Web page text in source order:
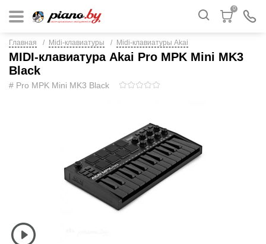
0
Главная Midi-клавиатуры Midi-клавиатуры Akai
MIDI-клавиатура Akai Pro MPK Mini MK3
Black
# Pro MPK Mini MK3 Black